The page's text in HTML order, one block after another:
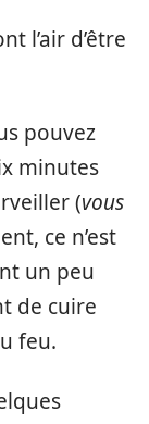
l’air d’être
pouvez
minutes
(vous
ce n’est
un peu
de cuire
feu.